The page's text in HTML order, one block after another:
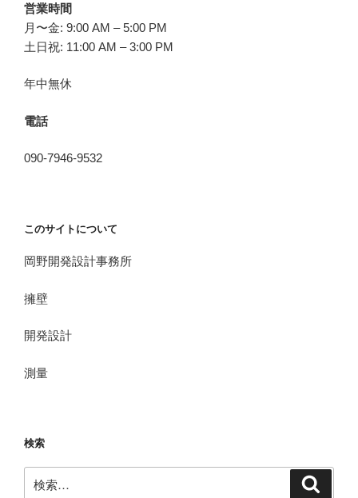
営業時間
月〜金: 9:00 AM – 5:00 PM
土日祝: 11:00 AM – 3:00 PM
年中無休
電話
090-7946-9532
このサイトについて
岡野開発設計事務所
擁壁
開発設計
測量
検索
索: